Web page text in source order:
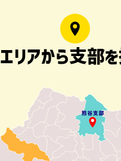
エリアから支部